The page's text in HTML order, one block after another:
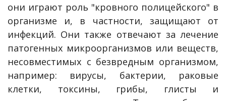
они играют роль "кровного полицейского" в
организме и, в частности, защищают от
инфекций. Они также отвечают за лечение
патогенных микроорганизмов или веществ,
несовместимых с безвредным организмом,
например: вирусы, бактерии, раковые
клетки, токсины, грибы, глисты и